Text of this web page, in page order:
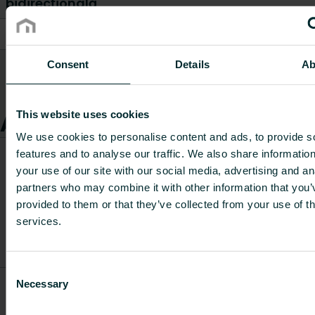
Consent Details
This website uses cookies
We use cookies to personalise content and ads, to provide
features and to analyse our traffic. We also share
your use of our site with our social media, advertising and
partners who may combine it with other information that
provided to them or that they’ve collected from your use of
services.
Selection
Necessary
Model
Metodă de montare
Montat pe suprafață
Articole
Cod articol
Descriere
articol
Greutate
[kg]
Dioxid de
carbon/kg
per
material
FDZ5GTUBA1000020